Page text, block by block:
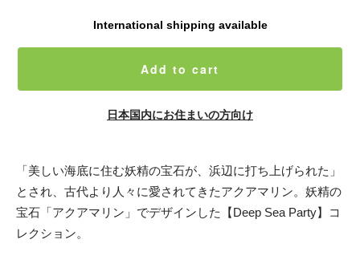
International shipping available
Add to cart
日本国内にお住まいの方向け
「美しい海底に住む妖精の宝石が、浜辺に打ち上げられた」
とされ、古代より人々に愛されてきたアクアマリン。妖精の
宝石「アクアマリン」でデザインした【Deep Sea Party】コ
レクション。